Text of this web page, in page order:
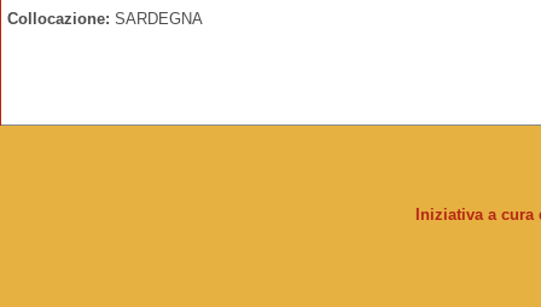
Collocazione: SARDEGNA
Iniziativa a cura